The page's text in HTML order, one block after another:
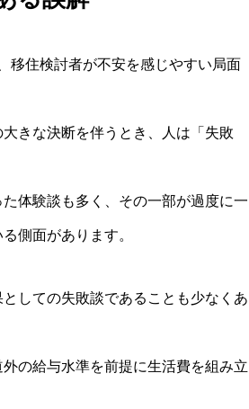
移住検討者が不安を感じやすい局面
きな決断を伴うとき、人は「失敗
体験談も多く、その一部が過度に一
側面があります。
しての失敗談であることも少なくあ
の給与水準を前提に生活費を組み立